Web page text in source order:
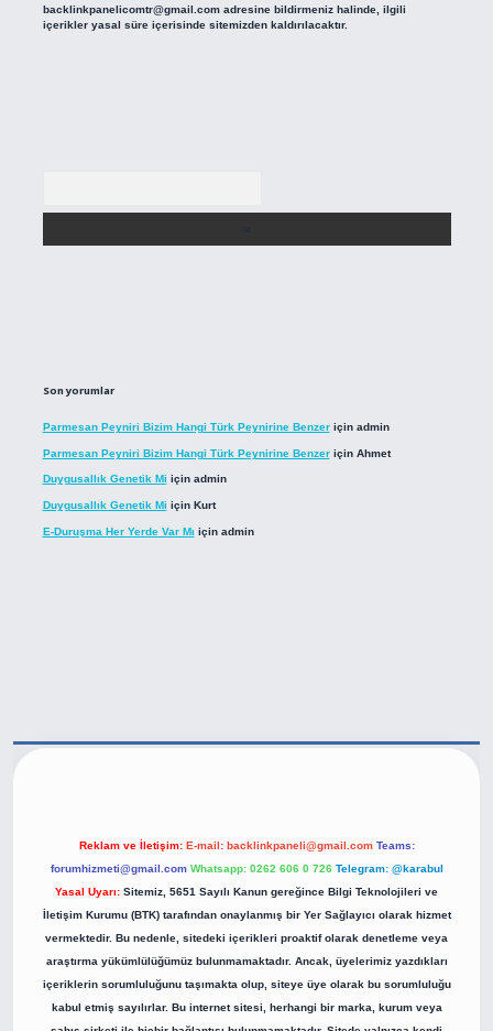
backlinkpanelicomtr@gmail.comadresine bildirmeniz halinde, ilgili
içerikler yasal süre içerisinde sitemizden kaldırılacaktır.
Son yorumlar
Parmesan Peyniri Bizim Hangi Türk Peynirine Benzeriçin admin
Parmesan Peyniri Bizim Hangi Türk Peynirine Benzeriçin Ahmet
Duygusallık Genetik Mi için admin
Duygusallık Genetik Mi için Kurt
E-Duruşma Her Yerde Var Mı için admin
Reklam ve İletişim: E-mail: backlinkpaneli@gmail.com Teams:
forumhizmeti@gmail.com Whatsapp: 0262 606 0 726 Telegram: @karabul
Yasal Uyarı: Sitemiz, 5651 Sayılı Kanun gereğince Bilgi Teknolojileri ve
İletişim Kurumu (BTK) tarafından onaylanmış bir Yer Sağlayıcı olarak hizmet
vermektedir. Bu nedenle, sitedeki içerikleri proaktif olarak denetleme veya
araştırma yükümlülüğümüz bulunmamaktadır. Ancak, üyelerimiz yazdıkları
içeriklerin sorumluluğunu taşımakta olup, siteye üye olarak bu sorumluluğu
kabul etmiş sayılırlar. Bu internet sitesi, herhangi bir marka, kurum veya